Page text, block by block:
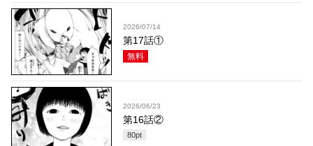
2026/07/14
第17話①
無料
2026/06/23
第16話②
80pt